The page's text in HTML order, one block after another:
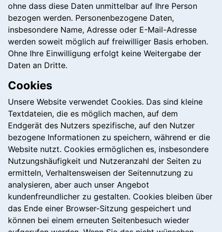
ohne dass diese Daten unmittelbar auf Ihre Person
bezogen werden. Personenbezogene Daten,
insbesondere Name, Adresse oder E-Mail-Adresse
werden soweit möglich auf freiwilliger Basis erhoben.
Ohne Ihre Einwilligung erfolgt keine Weitergabe der
Daten an Dritte.
Cookies
Unsere Website verwendet Cookies. Das sind kleine
Textdateien, die es möglich machen, auf dem
Endgerät des Nutzers spezifische, auf den Nutzer
bezogene Informationen zu speichern, während er die
Website nutzt. Cookies ermöglichen es, insbesondere
Nutzungshäufigkeit und Nutzeranzahl der Seiten zu
ermitteln, Verhaltensweisen der Seitennutzung zu
analysieren, aber auch unser Angebot
kundenfreundlicher zu gestalten. Cookies bleiben über
das Ende einer Browser-Sitzung gespeichert und
können bei einem erneuten Seitenbesuch wieder